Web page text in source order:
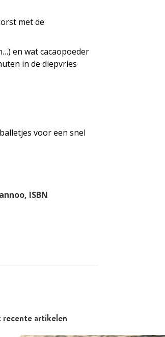
recente artikelen
met de
en wat cacaopoeder
in de diepvries
voor een snel
ISBN